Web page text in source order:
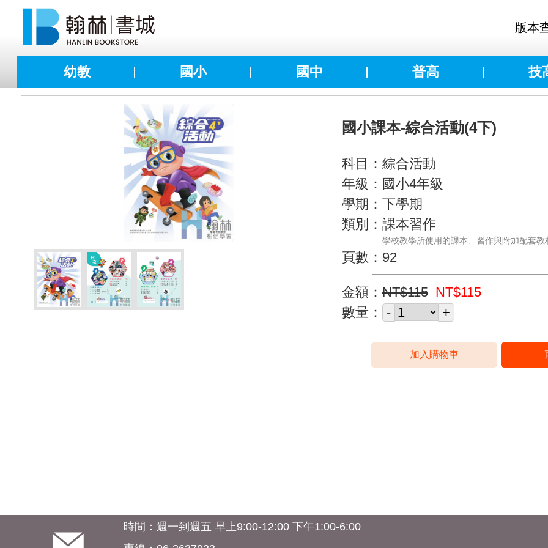
版本
幼教 國小 國中 普高 技
國小課本-綜合活動(4下)
科目：綜合活動
年級：國小4年級
學期：下學期
類別：課本習作
學校教學所使用的課本、習作與附加配套教
頁數：92
金額： NT$115 NT$115
數量：
時間：週一到週五 早上9:00-12:00 下午1:00-6:00